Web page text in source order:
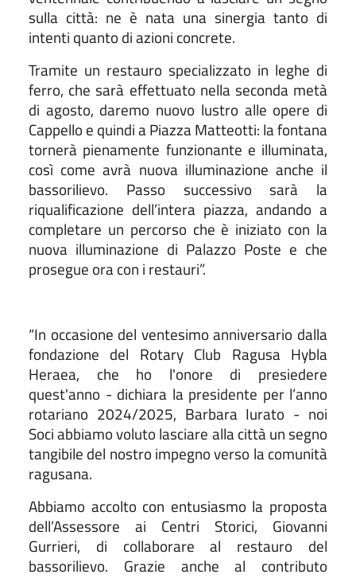
sulla città: ne è nata una sinergia tanto di
intenti quanto di azioni concrete.
Tramite un restauro specializzato in leghe di
ferro, che sarà effettuato nella seconda metà
di agosto, daremo nuovo lustro alle opere di
Cappello e quindi a Piazza Matteotti: la fontana
tornerà pienamente funzionante e illuminata,
così come avrà nuova illuminazione anche il
bassorilievo. Passo successivo sarà la
riqualificazione dell’intera piazza, andando a
completare un percorso che è iniziato con la
nuova illuminazione di Palazzo Poste e che
prosegue ora con i restauri”.
“In occasione del ventesimo anniversario dalla
fondazione del Rotary Club Ragusa Hybla
Heraea, che ho l'onore di presiedere
quest'anno - dichiara la presidente per l’anno
rotariano 2024/2025, Barbara Iurato - noi
Soci abbiamo voluto lasciare alla città un segno
tangibile del nostro impegno verso la comunità
ragusana.
Abbiamo accolto con entusiasmo la proposta
dell’Assessore ai Centri Storici, Giovanni
Gurrieri, di collaborare al restauro del
bassorilievo. Grazie anche al contributo